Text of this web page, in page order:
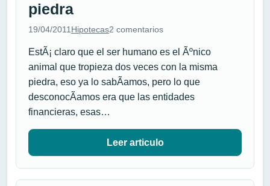
piedra
19/04/2011 Hipotecas2 comentarios
EstÃ¡ claro que el ser humano es el Ãºnico
animal que tropieza dos veces con la misma
piedra, eso ya lo sabÃ­amos, pero lo que
desconocÃ­amos era que las entidades
financieras, esas…
Leer articulo